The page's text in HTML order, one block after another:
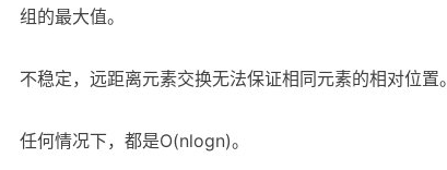
组的最大值。
不稳定，远距离元素交换无法保证相同元素的相对位置。
任何情况下，都是O(nlogn)。